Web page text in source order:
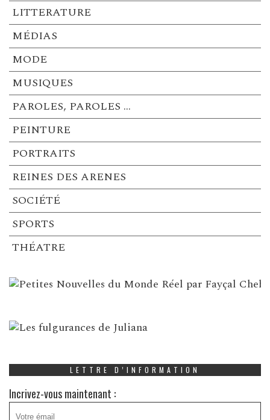
LITTERATURE
MÉDIAS
MODE
MUSIQUES
PAROLES, PAROLES …
PEINTURE
PORTRAITS
REINES DES ARENES
SOCIÉTÉ
SPORTS
THÉATRE
LETTRE D’INFORMATION
Incrivez-vous maintenant :